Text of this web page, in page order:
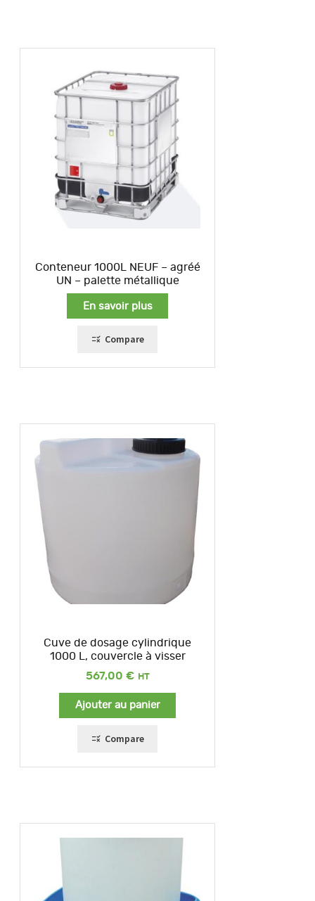
Conteneur 1000L NEUF – agréé
UN – palette métallique
En savoir plus
Compare
Cuve de dosage cylindrique
1000 L, couvercle à visser
567,00 €
Ajouter au panier
Compare